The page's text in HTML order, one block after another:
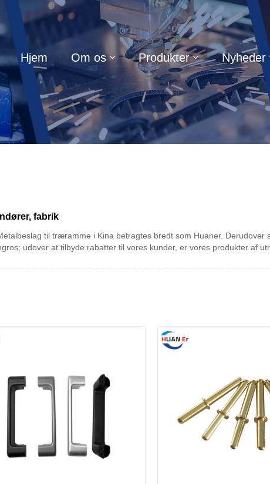
Hjem Om os Produkter Nyheder
fabrik
til træramme i Kina betragtes bredt som Huaner.
udover at tilbyde rabatter til vores kunder, er vores produkter af